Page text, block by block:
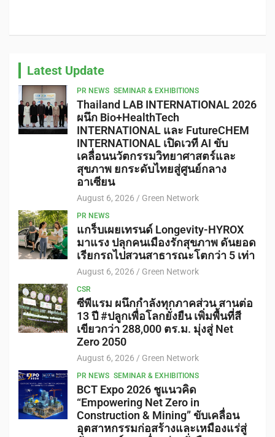
Latest Update
PR NEWS SEMINAR & EXHIBITIONS
Thailand LAB INTERNATIONAL 2026
ผนึก Bio+HealthTech
INTERNATIONAL และ FutureCHEM
INTERNATIONAL เปิดเวที AI ขับ
เคลื่อนนวัตกรรมวิทยาศาสตร์และ
สุขภาพ ยกระดับไทยสู่ศูนย์กลาง
อาเซียน
August 6, 2026 Green Network
PR NEWS
แกร็บเผยเทรนด์ Longevity-HYROX
มาแรง ปลุกคนเมืองรักสุขภาพ ดันยอด
เรียกรถไปสวนสาธารณะโตกว่า 5 เท่า
August 6, 2026 Green Network
CSR
ซีพีแรม ผนึกกำลังทุกภาคส่วน สานต่อ
13 ปี #ปลูกเพื่อโลกยั่งยืน เพิ่มพื้นที่สี
เขียวกว่า 288,000 ตร.ม. มุ่งสู่ Net
Zero 2050
August 6, 2026 Green Network
PR NEWS SEMINAR & EXHIBITIONS
BCT Expo 2026 ชูแนวคิด
“Empowering Net Zero in
Construction & Mining” ขับเคลื่อน
อุตสาหกรรมก่อสร้างและเหมืองแร่สู่